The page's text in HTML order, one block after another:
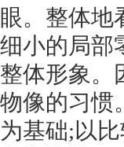
。整体
小的局
体形象。
像的习
基础;以